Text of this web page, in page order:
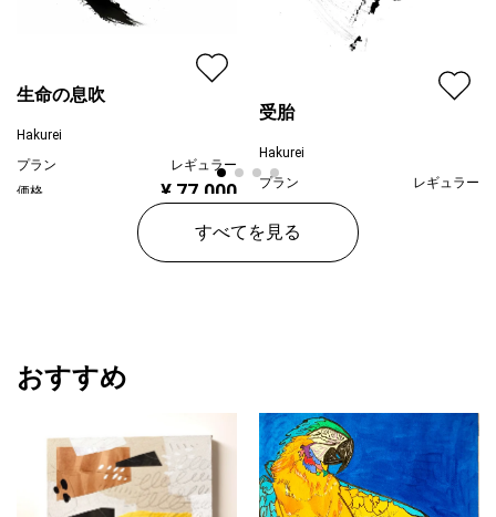
生命の息吹
Hakurei
プラン
レギュラー
価格
¥ 77,000
受胎
Hakurei
プラン
レギュラー
すべてを見る
おすすめ